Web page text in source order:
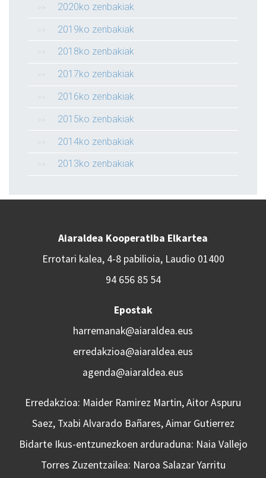
2020ko zenbakiak
2019ko zenbakiak
2018ko zenbakiak
2017ko zenbakiak
2016ko zenbakiak
2015ko zenbakiak
2014ko zenbakiak
2013ko zenbakiak
Aiaraldea Kooperatiba Elkartea
Errotari kalea, 4-8 pabilioia, Laudio 01400
94 656 85 54
Epostak
harremanak@aiaraldea.eus
erredakzioa@aiaraldea.eus
agenda@aiaraldea.eus
Erredakzioa: Maider Ramirez Martin, Aitor Aspuru
Saez, Txabi Alvarado Bañares, Aimar Gutierrez
Bidarte Ikus-entzunezkoen arduraduna: Naia Vallejo
Torres Zuzentzailea: Naroa Salazar Yarritu